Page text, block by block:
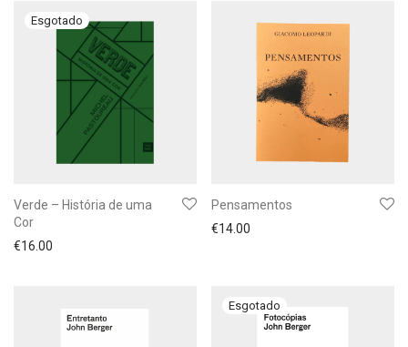
Verde – História de uma
Cor
€16.00
Pensamentos
€14.00